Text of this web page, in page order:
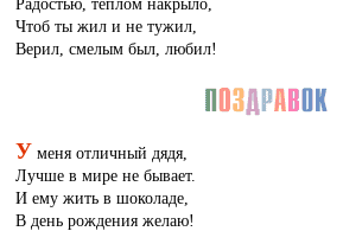
Чтоб ты жил и не тужил,
Верил, смелым был, любил!
У меня отличный дядя,
Лучше в мире не бывает.
И ему жить в шоколаде,
В день рождения желаю!